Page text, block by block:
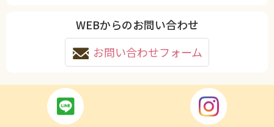
WEBからのお問い合わせ
お問い合わせフォーム